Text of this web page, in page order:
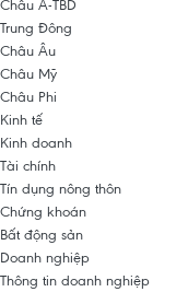
Châu Á-TBD
Trung Đông
Châu Âu
Châu Mỹ
Châu Phi
Kinh tế
Kinh doanh
Tài chính
Tín dụng nông thôn
Chứng khoán
Bất động sản
Doanh nghiệp
Thông tin doanh nghiệp